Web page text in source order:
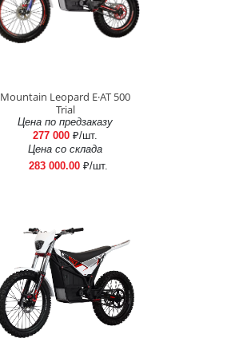
Mountain Leopard E·AT 500
Trial
Цена по предзаказу
277 000₽/шт.
Цена со склада
283 000.00₽/шт.